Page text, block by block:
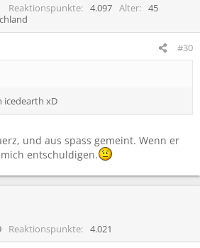
Reaktionspunkte 4.097 Alter
45
#30
icedearth xD
und aus spass gemeint. Wenn er
entschuldigen.
Reaktionspunkte 4.021